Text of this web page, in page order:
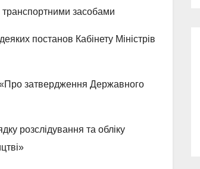
транспортними засобами
постанов Кабінету Міністрів
затвердження Державного
розслідування та обліку